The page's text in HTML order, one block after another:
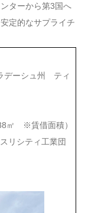
ターから第3国へ
定的なサプライチ
ーシュ州 ティ
㎡ ※賃借面積）
シティ工業団